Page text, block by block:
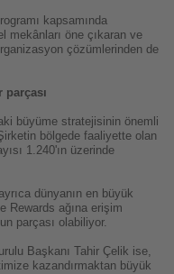
kapsamında
mekânları öne çıkaran ve
çözümlerinden de
büyüme stratejisinin önemli
bölgede faaliyette olan
1.240'ın üzerinde
dünyanın en büyük
Rewards ağına erişim
parçası olabiliyor.
Başkanı Tahir Çelik ise,
kazandırmaktan büyük